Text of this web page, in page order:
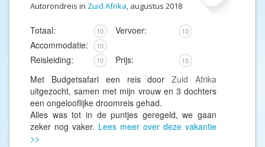
Autorondreis in Zuid Afrika, augustus 2018
Totaal: 10 Vervoer: 10
Accommodatie: 10
Reisleiding: 10 Prijs: 10
Met Budgetsafari een reis doorZuid Afrika
uitgezocht, samen met mijn vrouw en 3 dochters
een ongelooflijke droomreis gehad.
Alles was tot in de puntjes geregeld, we gaan
zeker nog vaker. Lees meer over deze vakantie
>>